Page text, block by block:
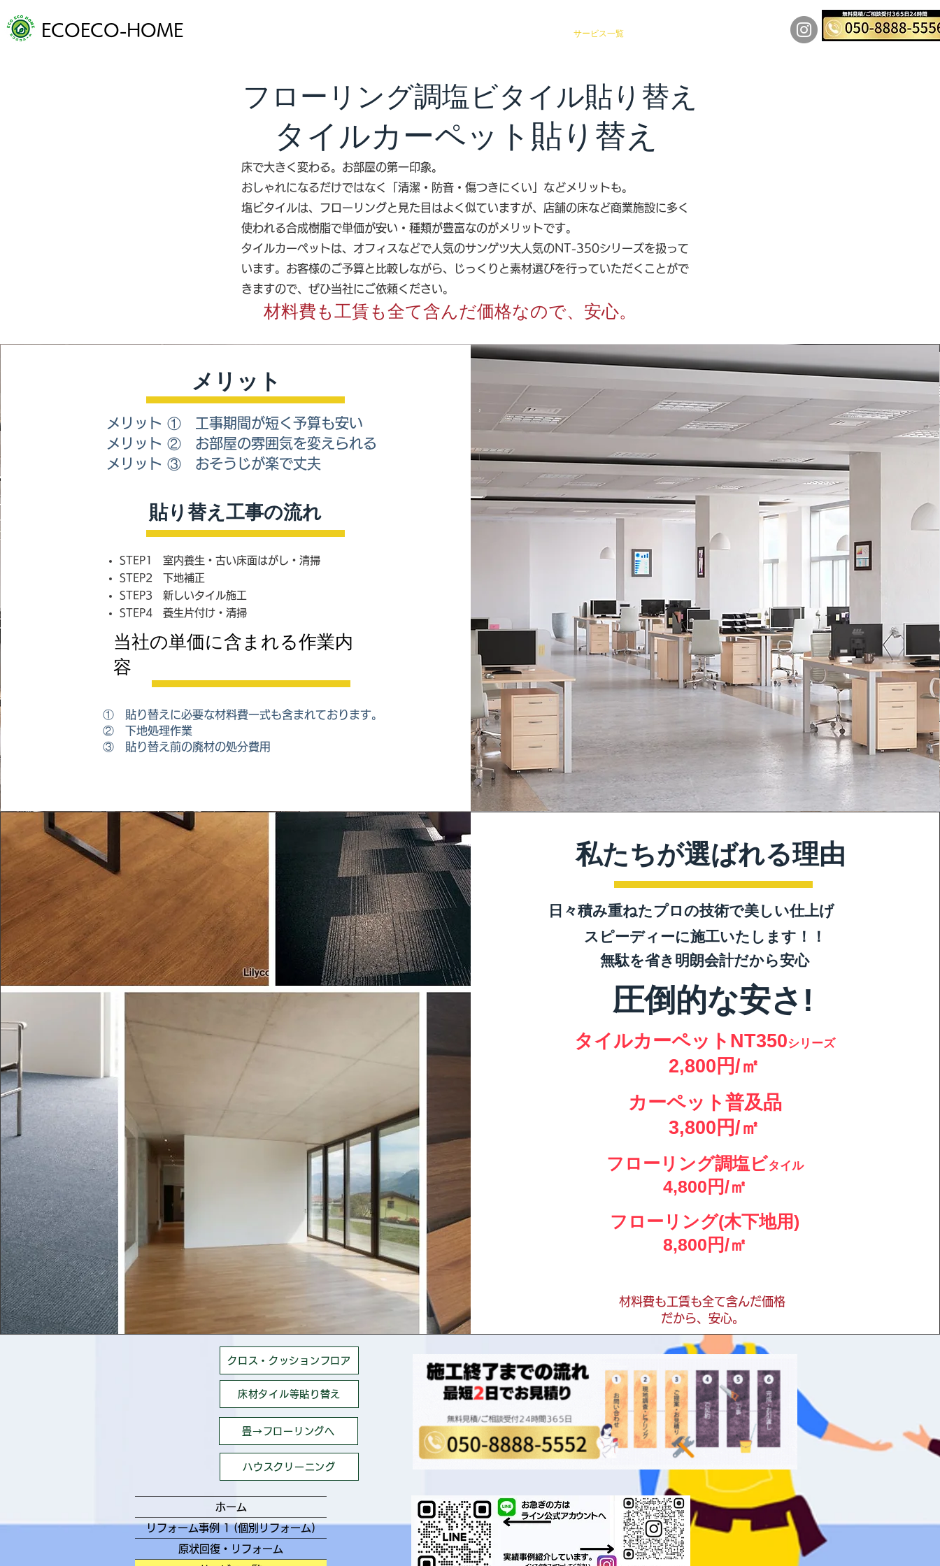
ECOECO-HOME サービス一覧
フローリング調塩ビタイル貼り替え
タイルカーペット貼り替え
床で大きく変わる。お部屋の第一印象。
おしゃれになるだけではなく「清潔・防音・傷つきにくい」などメリットも。
塩ビタイルは、フローリングと見た目はよく似ていますが、店舗の床など商業施設に多く
使われる合成樹脂で単価が安い・種類が豊富なのがメリットです。
タイルカーペットは、オフィスなどで人気のサンゲツ大人気のNT-350シリーズを扱って
います。お客様のご予算と比較しながら、じっくりと素材選びを行っていただくことがで
きますので、ぜひ当社にご依頼ください。
材料費も工賃も全て含んだ価格なので、安心。
​メリット
メリット ① 工事期間が短く予算も安い
メリット ② お部屋の雰囲気を変えられる
メリット ③ おそうじが楽で丈夫
​貼り替え工事の流れ
STEP1 室内養生・古い床面はがし・清掃
STEP2 下地補正
STEP3 新しいタイル施工
STEP4 養生片付け・清掃
当社の単価に含まれる作業内
容
① 貼り替えに必要な材料費一式も含まれております。
② 下地処理作業
③ 貼り替え前の廃材の処分費用
私たちが選ばれる理由
​日々積み重ねたプロの技術で美しい仕上げ
スピーディーに施工いたします！！
無駄を省き明朗会計だから安心
​圧倒的な安さ!
タイルカーペットNT350シリーズ
2,800円/㎡
カーペット普及品
3,800円/㎡
​フローリング調塩ビタイル
4,800円/㎡
​フローリング(木下地用)
8,800円/㎡
材料費も工賃も全て含んだ価格
だから、安心。
クロス・クッションフロア
床材タイル等貼り替え
畳→フローリングへ
ハウスクリーニング
ホーム
リフォーム事例 1 (個別リフォーム)
原状回復・リフォーム